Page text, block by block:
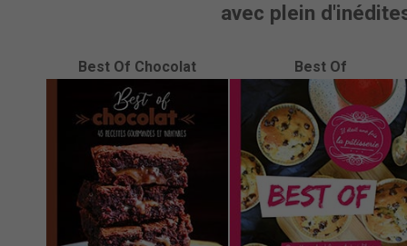
avec plein
Best Of Chocolat Best Of